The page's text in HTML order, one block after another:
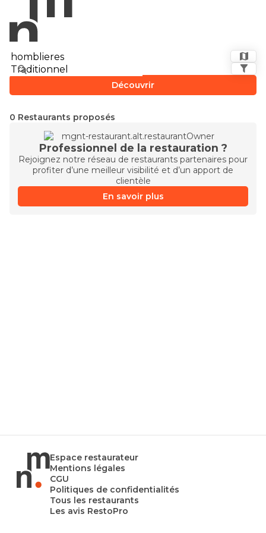
Découvrir
0 Restaurants proposés
Professionnel de la restauration ?
Rejoignez notre réseau de restaurants partenaires pour
profiter d’une meilleur visibilité et d’un apport de
clientèle
En savoir plus
Espace restaurateur
Mentions légales
CGU
Politiques de confidentialités
Tous les restaurants
Les avis RestoPro